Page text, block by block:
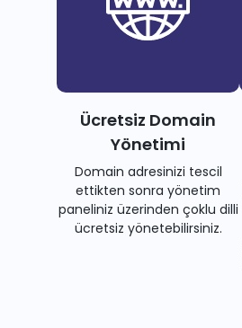
Ücretsiz Domain
Yönetimi
Domain adresinizi tescil
ettikten sonra yönetim
paneliniz üzerinden çoklu dilli
ücretsiz yönetebilirsiniz.